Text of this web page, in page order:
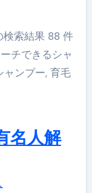
検索結果 88 件
チできるシャ
ンプー, 育毛
名人解